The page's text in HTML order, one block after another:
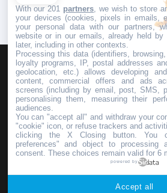
HOMEPAGEREDAZIONEINVIA UN
PUBBLICITÀSCRIVI AL DIRETTORE
Copyright © 2016 - 2025 ASD Fondo Italia -
With our 201 partners , we wish to store
your devices (cookies, pixels in emails,
your personal data with our partners,
website or in our emails, already held
later, including in other contexts.
Processing this data (identifiers,
loyalty programs, IP, postal addresses
geolocation, etc.) allows developing
content, commercial offers and ads
screens (including by email, post, SMS,
personalising them, measuring their
audiences.
You can "accept all" and withdraw your
"cookie" icon, or refuse trackers and
clicking the X Closing button. You
preferences" and object to processing
consent. These choices remain valid for 6
powered by
Accept all